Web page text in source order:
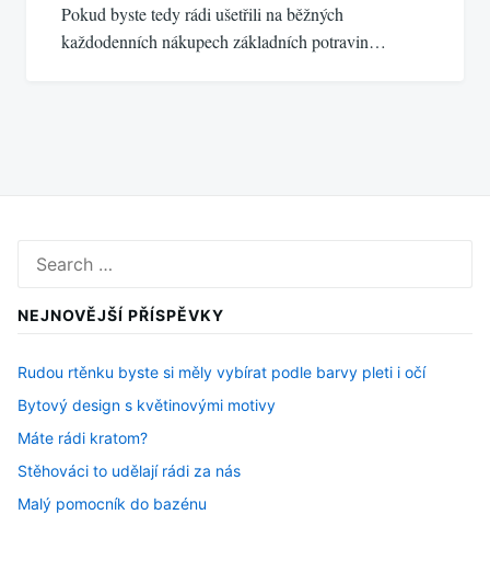
Pokud byste tedy rádi ušetřili na běžných
každodenních nákupech základních potravin…
for:
NEJNOVĚJŠÍ PŘÍSPĚVKY
Rudou rtěnku byste si měly vybírat podle barvy pleti i očí
Bytový design s květinovými motivy
Máte rádi kratom?
Stěhováci to udělají rádi za nás
Malý pomocník do bazénu